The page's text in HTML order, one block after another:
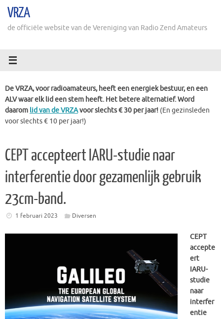
naarVRZA
de officiële website van de Vereniging van Radio Zend Amateurs
De VRZA, voor radioamateurs, heeft een energiek bestuur, en een
ALV waar elk lid een stem heeft. Het betere alternatief. Word
daarom lid van de VRZAvoor slechts € 30 per jaar! (En gezinsleden
voor slechts € 10 per jaar!)
CEPT accepteert IARU-studie naar
interferentie door gezamenlijk gebruik
23cm-band.
1 februari 2023 Diversen
CEPT
accepte
ert
IARU-
studie
naar
interfer
entie